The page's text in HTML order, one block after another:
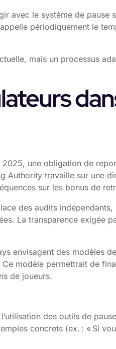
avec le système de pause
périodiquement le
mais un processus
une obligation de
Authority travaille sur une
sur les bonus de
des audits
La transparence exigée
envisagent des modèles
modèle permettrait de
de joueurs.
des outils de
concrets (ex. : « Si